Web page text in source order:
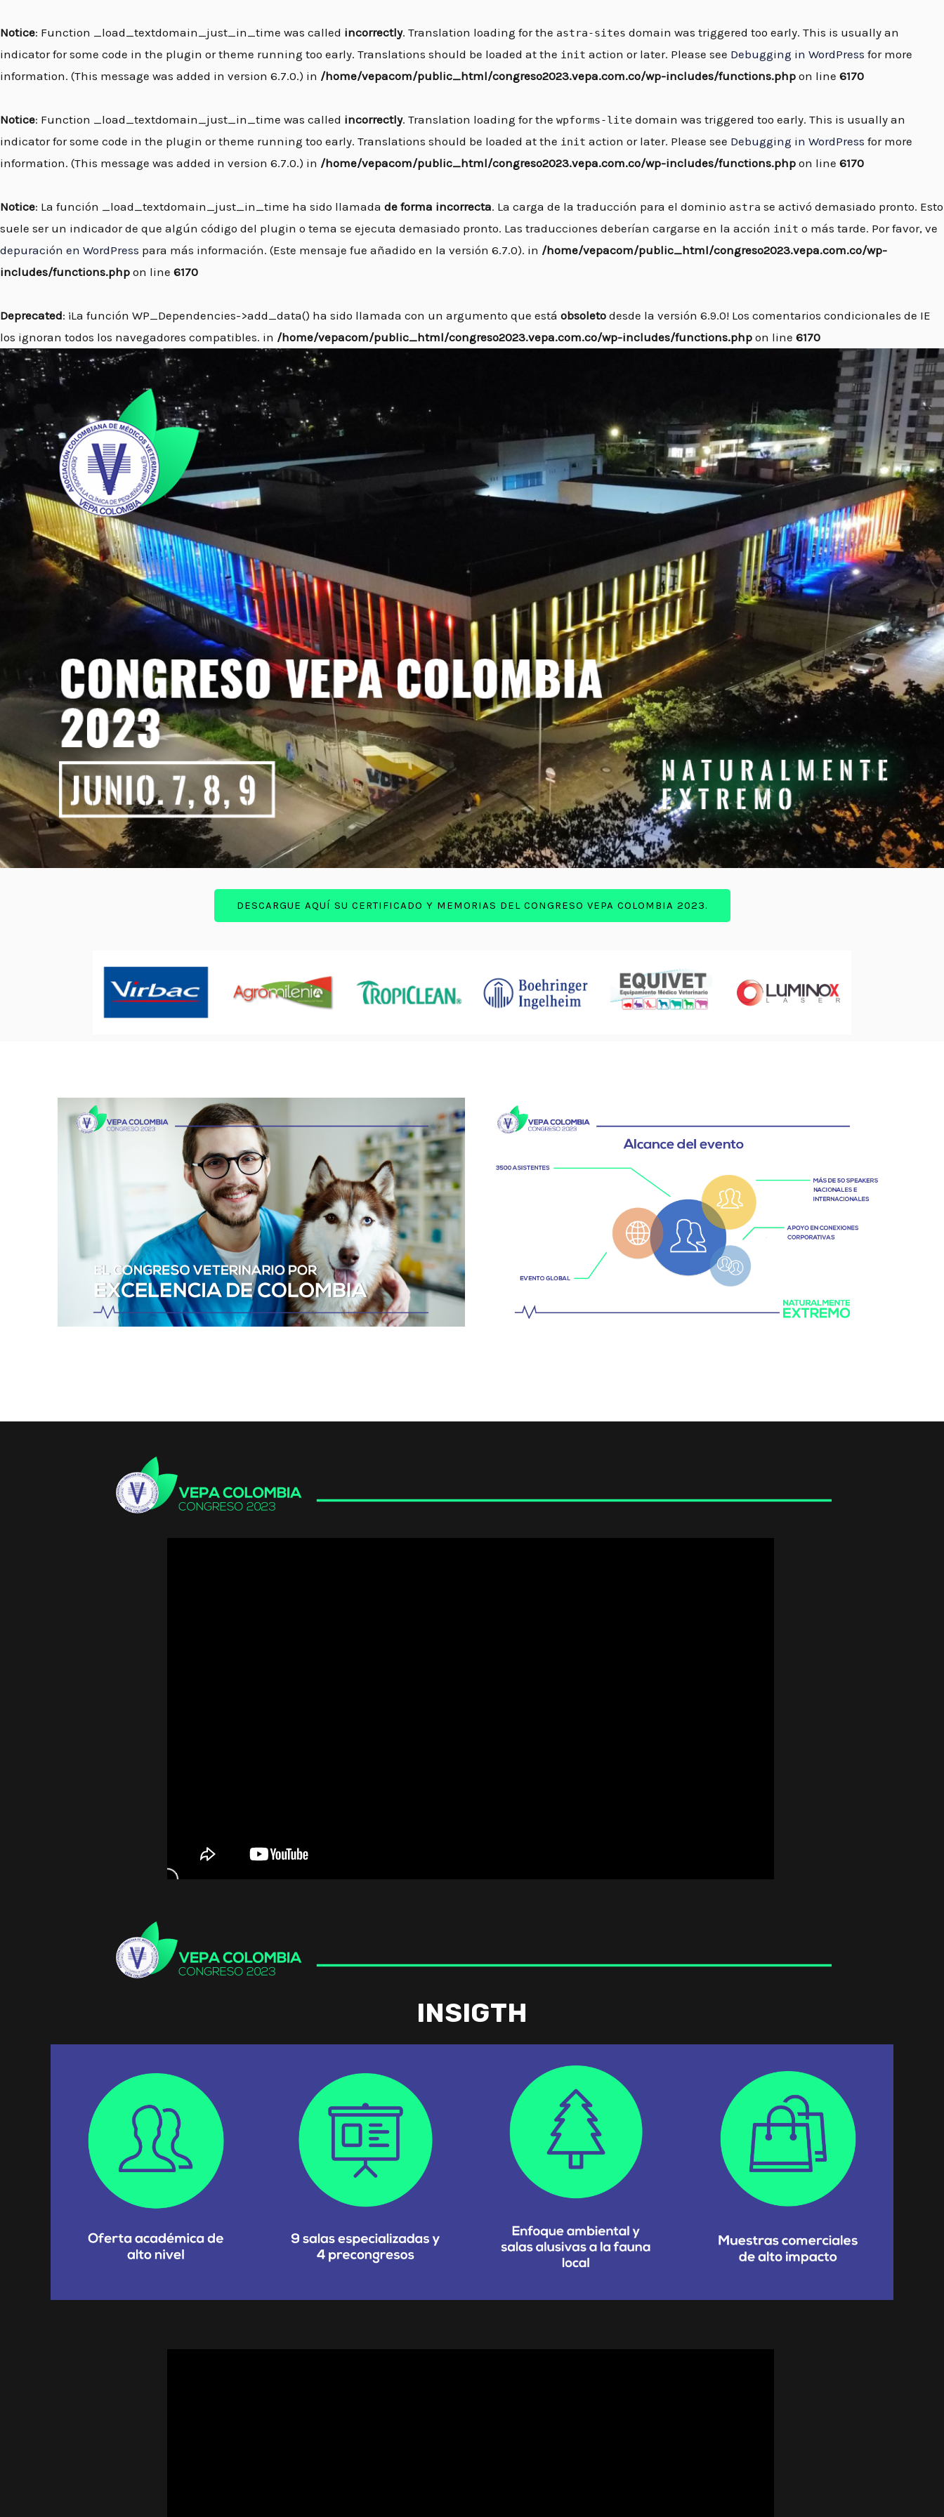
Notice: Function _load_textdomain_just_in_time was called incorrectly. Translation loading for the astra-sites domain was triggered too early. This is usually an
indicator for some code in the plugin or theme running too early. Translations should be loaded at the init action or later. Please see Debugging in WordPress for more
information. (This message was added in version 6.7.0.) in /home/vepacom/public_html/congreso2023.vepa.com.co/wp-includes/functions.php on line 6170
Notice: Function _load_textdomain_just_in_time was called incorrectly. Translation loading for the wpforms-lite domain was triggered too early. This is usually an
indicator for some code in the plugin or theme running too early. Translations should be loaded at the init action or later. Please see Debugging in WordPress for more
information. (This message was added in version 6.7.0.) in /home/vepacom/public_html/congreso2023.vepa.com.co/wp-includes/functions.php on line 6170
Notice: La función _load_textdomain_just_in_time ha sido llamada de forma incorrecta. La carga de la traducción para el dominio astra se activó demasiado pronto. Esto
suele ser un indicador de que algún código del plugin o tema se ejecuta demasiado pronto. Las traducciones deberían cargarse en la acción init o más tarde. Por favor, ve
depuración en WordPress para más información. (Este mensaje fue añadido en la versión 6.7.0). in /home/vepacom/public_html/congreso2023.vepa.com.co/wp-
includes/functions.php on line 6170
Deprecated: ¡La función WP_Dependencies->add_data() ha sido llamada con un argumento que está obsoleto desde la versión 6.9.0! Los comentarios condicionales de IE
los ignoran todos los navegadores compatibles. in /home/vepacom/public_html/congreso2023.vepa.com.co/wp-includes/functions.php on line 6170
al
contenido
DESCARGUE AQUÍ SU CERTIFICADO Y MEMORIAS DEL CONGRESO VEPA COLOMBIA 2023.
INSIGTH